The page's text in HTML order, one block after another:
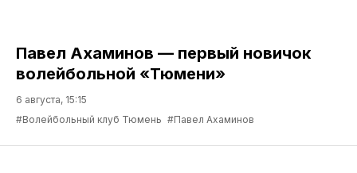
Павел Ахаминов — первый новичок
волейбольной «Тюмени»
6 августа, 15:15
#Волейбольный клуб Тюмень #Павел Ахаминов